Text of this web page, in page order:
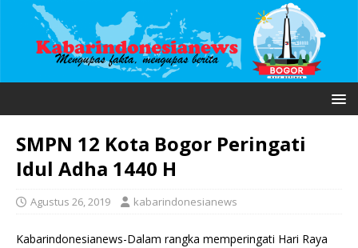
SMPN 12 Kota Bogor Peringati
Idul Adha 1440 H
Agustus 26, 2019 kabarindonesianews
Kabarindonesianews-Dalam rangka memperingati Hari Raya